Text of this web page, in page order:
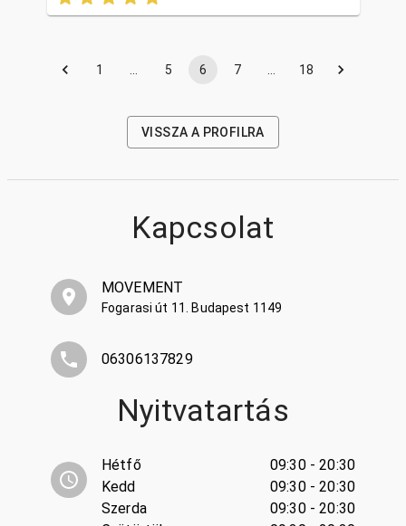
1 … 5 6 7 … 18
VISSZA A PROFILRA
Kapcsolat
MOVEMENT
Fogarasi út 11. Budapest 1149
06306137829
Nyitvatartás
Hétfő
Kedd
Szerda
09:30 - 20:30
09:30 - 20:30
09:30 - 20:30